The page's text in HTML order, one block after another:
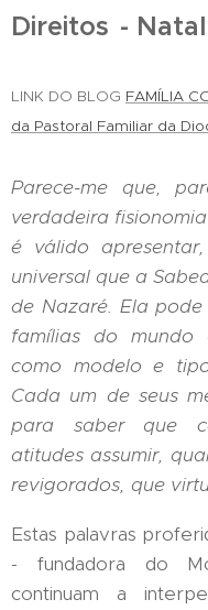
Direitos -
LINK DO BLOG FAMÍLIA
da Pastoral Familiar da
Parece-me que,
verdadeira
é válido
universal que a
de Nazaré. Ela
famílias do mundo
como modelo e
Cada um de seus
para saber que
atitudes assumir,
revigorados, que
Estas palavras
- fundadora do
continuam a